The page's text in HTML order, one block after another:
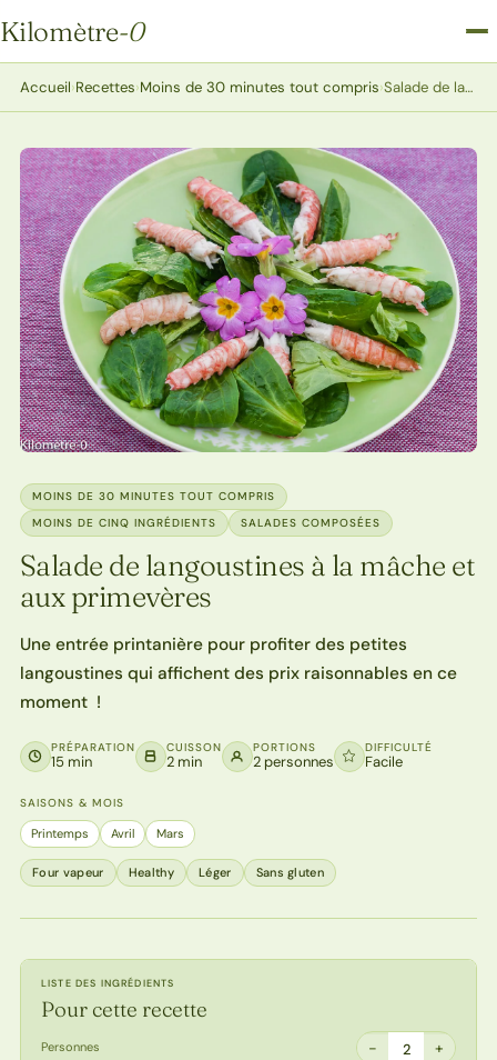
Kilomètre-0
Kilomètre-0
Accueil›Recettes›Moins de 30 minutes tout compris› Salade de langoustines à la mâche et aux primevères
MOINS DE 30 MINUTES TOUT COMPRIS
MOINS DE CINQ INGRÉDIENTS
SALADES COMPOSÉES
Salade de langoustines à la mâche et
aux primevères
Une entrée printanière pour profiter des petites
langoustines qui affichent des prix raisonnables en ce
moment !
PRÉPARATION
15 min
CUISSON
2 min
PORTIONS
2 personnes
DIFFICULTÉ
Facile
SAISONS & MOIS
Printemps Avril Mars
Four vapeur Healthy Léger Sans gluten
LISTE DES INGRÉDIENTS
Pour cette recette
Personnes − 2 +